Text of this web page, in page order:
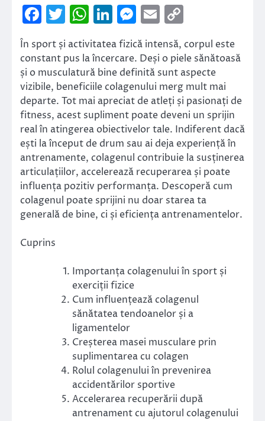
Facebook
Twitter
WhatsApp
LinkedIn
Messenger
Email
Link
În sport și activitatea fizică intensă, corpul este
constant pus la încercare. Deși o piele sănătoasă
și o musculatură bine definită sunt aspecte
vizibile, beneficiile colagenului merg mult mai
departe. Tot mai apreciat de atleți și pasionați de
fitness, acest supliment poate deveni un sprijin
real în atingerea obiectivelor tale. Indiferent dacă
ești la început de drum sau ai deja experiență în
antrenamente, colagenul contribuie la susținerea
articulațiilor, accelerează recuperarea și poate
influența pozitiv performanța. Descoperă cum
colagenul poate sprijini nu doar starea ta
generală de bine, ci și eficiența antrenamentelor.
Cuprins
Importanța colagenului în sport și
exerciții fizice
Cum influențează colagenul
sănătatea tendoanelor și a
ligamentelor
Creșterea masei musculare prin
suplimentarea cu colagen
Rolul colagenului în prevenirea
accidentărilor sportive
Accelerarea recuperării după
antrenament cu ajutorul colagenului